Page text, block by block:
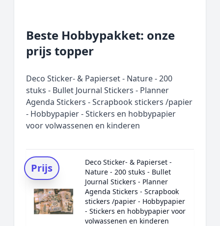
Beste Hobbypakket: onze
prijs topper
Deco Sticker- & Papierset - Nature - 200
stuks - Bullet Journal Stickers - Planner
Agenda Stickers - Scrapbook stickers /papier
- Hobbypapier - Stickers en hobbypapier
voor volwassenen en kinderen
Prijs
Deco Sticker- & Papierset -
Nature - 200 stuks - Bullet
Journal Stickers - Planner
Agenda Stickers - Scrapbook
stickers /papier - Hobbypapier
- Stickers en hobbypapier voor
volwassenen en kinderen